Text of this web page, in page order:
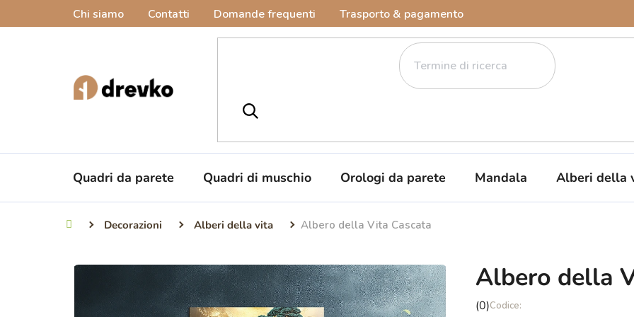
Chi siamo Contatti Domande frequenti Trasporto & pagamento
Quadri da parete Quadri di muschio Orologi da parete Mandala Alberi della
Casa Decorazioni Alberi della vita Albero della Vita Cascata
Albero della
La
(0)